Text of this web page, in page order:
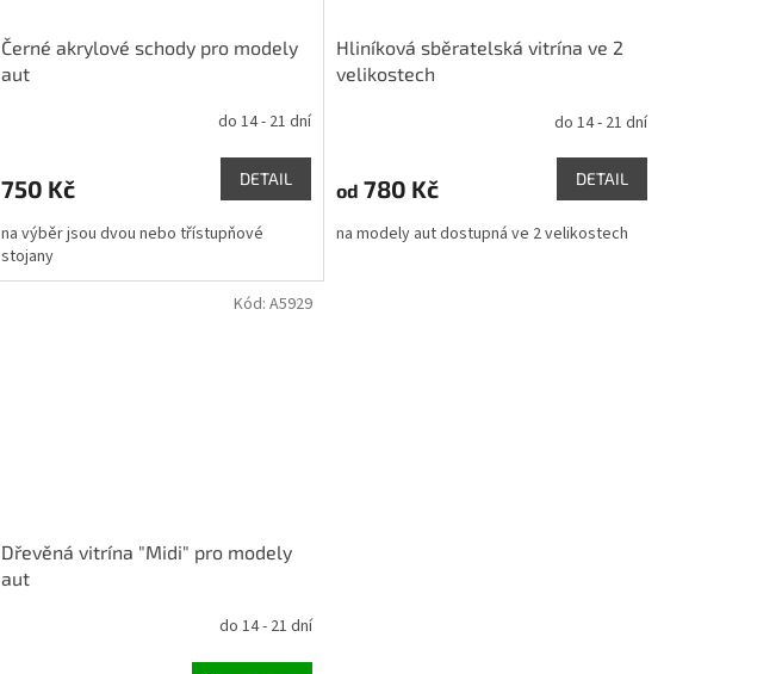
Černé akrylové schody pro modely
aut
do 14 - 21 dní
750 Kč DETAIL
na výběr jsou dvou nebo třístupňové
stojany
Hliníková sběratelská vitrína ve 2
velikostech
do 14 - 21 dní
od 780 Kč DETAIL
na modely aut dostupná ve 2 velikostech
Dřevěná vitrína "Midi" pro modely
aut
do 14 - 21 dní
Kód: A5929